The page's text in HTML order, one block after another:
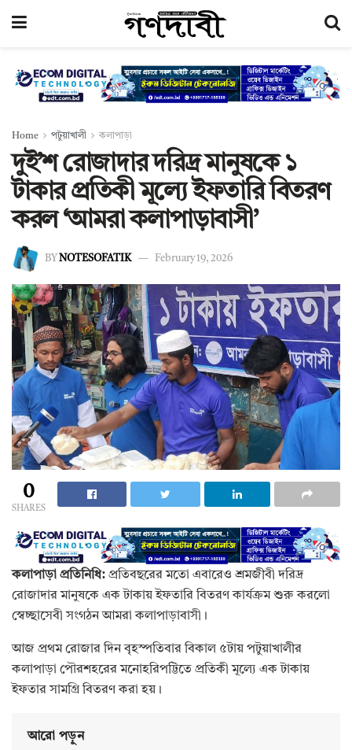
Home পটুয়াখালী কলাপাড়া
দুই’শ রোজাদার দরিদ্র মানুষকে ১
টাকার প্রতিকী মূল্যে ইফতারি বিতরণ
করল ‘আমরা কলাপাড়াবাসী’
BY NOTESOFATIK February 19, 2026
0
SHARES
কলাপাড়া প্রতিনিধি: প্রতিবছরের মতো এবারেও শ্রমজীবী দরিদ্র
রোজাদার মানুষকে এক টাকায় ইফতারি বিতরণ কার্যক্রম শুরু করলো
স্বেচ্ছাসেবী সংগঠন আমরা কলাপাড়াবাসী।
আজ প্রথম রোজার দিন বৃহস্পতিবার বিকাল ৫টায় পটুয়াখালীর
কলাপাড়া পৌরশহরের মনোহরিপট্টিতে প্রতিকী মূল্যে এক টাকায়
ইফতার সামগ্রি বিতরণ করা হয়।
আরো পড়ুন